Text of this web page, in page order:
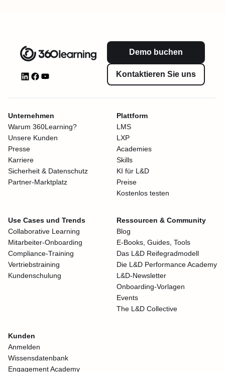
Demo buchen
Kontaktieren Sie uns
Unternehmen
Warum 360Learning?
Unsere Kunden
Presse
Karriere
Sicherheit & Datenschutz
Partner-Marktplatz
Plattform
LMS
LXP
Academies
Skills
KI für L&D
Preise
Kostenlos testen
Use Cases und Trends
Collaborative Learning
Mitarbeiter-Onboarding
Compliance-Training
Vertriebstraining
Kundenschulung
Ressourcen & Community
Blog
E-Books, Guides, Tools
Das L&D Reifegradmodell
Die L&D Performance Academy
L&D-Newsletter
Onboarding-Vorlagen
Events
The L&D Collective
Kunden
Anmelden
Wissensdatenbank
Engagement Academy